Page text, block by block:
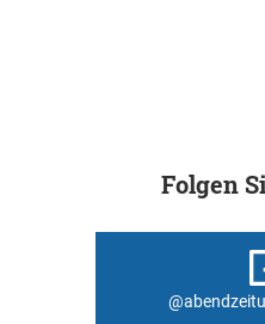
Folgen